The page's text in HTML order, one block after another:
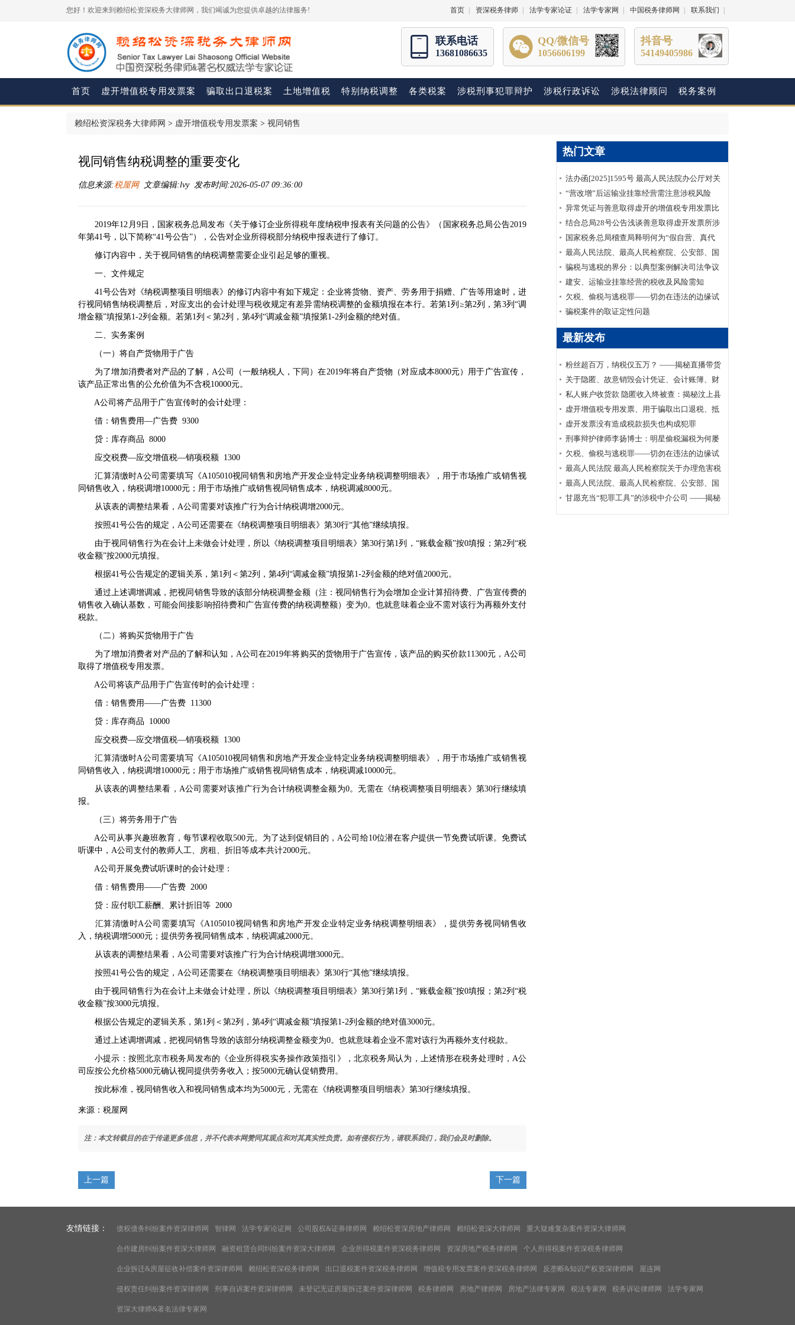
您好！欢迎来到赖绍松资深税务大律师网，我们竭诚为您提供卓越的法律服务! 首页 资深税务律师 法学专家论证 法学专家网 中国税务律师网 联系我们
联系电话
13681086635
QQ/微信号
1056606199
抖音号
54149405986
首页 虚开增值税专用发票案 骗取出口退税案 土地增值税 特别纳税调整 各类税案 涉税刑事犯罪辩护 涉税行政诉讼 涉税法律顾问 税务案例
赖绍松资深税务大律师网 > 虚开增值税专用发票案 > 视同销售
视同销售纳税调整的重要变化
信息来源:税屋网文章编辑:lvy 发布时间:2026-05-07 09:36:00
2019年12月9日，国家税务总局发布《关于修订企业所得税年度纳税申报表有关问题的公告》（ 国家税务总局公告2019
年第41号 ，以下简称“41号公告”），公告对企业所得税部分纳税申报表进行了修订。
修订内容中，关于视同销售的纳税调整需要企业引起足够的重视。
一、文件规定
41号公告对《纳税调整项目明细表》的修订内容中有如下规定：企业将货物、资产、劳务用于捐赠、广告等用途时，进
行视同销售纳税调整后，对应支出的会计处理与税收规定有差异需纳税调整的金额填报在本行。若第1列≥第2列，第3列“调
增金额”填报第1-2列金额。若第1列＜第2列，第4列“调减金额”填报第1-2列金额的绝对值。
二、实务案例
（一）将自产货物用于广告
为了增加消费者对产品的了解，A公司（一般纳税人，下同）在2019年将自产货物（对应成本8000元）用于广告宣传，
该产品正常出售的公允价值为不含税10000元。
A公司将产品用于广告宣传时的会计处理：
借：销售费用—广告费 9300
贷：库存商品 8000
应交税费—应交增值税—销项税额 1300
汇算清缴时A公司需要填写《A105010视同销售和房地产开发企业特定业务纳税调整明细表》，用于市场推广或销售视
同销售收入，纳税调增10000元；用于市场推广或销售视同销售成本，纳税调减8000元。
从该表的调整结果看，A公司需要对该推广行为合计纳税调增2000元。
按照41号公告的规定，A公司还需要在《纳税调整项目明细表》第30行“其他”继续填报。
由于视同销售行为在会计上未做会计处理，所以《纳税调整项目明细表》第30行第1列，“账载金额”按0填报；第2列“税
收金额”按2000元填报。
根据41号公告规定的逻辑关系，第1列＜第2列，第4列“调减金额”填报第1-2列金额的绝对值2000元。
通过上述调增调减，把视同销售导致的该部分纳税调整金额（注：视同销售行为会增加企业计算招待费、广告宣传费的
销售收入确认基数，可能会间接影响招待费和广告宣传费的纳税调整额）变为0。也就意味着企业不需对该行为再额外支付
税款。
（二）将购买货物用于广告
为了增加消费者对产品的了解和认知，A公司在2019年将购买的货物用于广告宣传，该产品的购买价款11300元，A公司
取得了增值税专用发票。
A公司将该产品用于广告宣传时的会计处理：
借：销售费用——广告费 11300
贷：库存商品 10000
应交税费—应交增值税—销项税额 1300
汇算清缴时A公司需要填写《A105010视同销售和房地产开发企业特定业务纳税调整明细表》，用于市场推广或销售视
同销售收入，纳税调增10000元；用于市场推广或销售视同销售成本，纳税调减10000元。
从该表的调整结果看，A公司需要对该推广行为合计纳税调整金额为0。无需在《纳税调整项目明细表》第30行继续填
报。
（三）将劳务用于广告
A公司从事兴趣班教育，每节课程收取500元。为了达到促销目的，A公司给10位潜在客户提供一节免费试听课。免费试
听课中，A公司支付的教师人工、房租、折旧等成本共计2000元。
A公司开展免费试听课时的会计处理：
借：销售费用——广告费 2000
贷：应付职工薪酬、累计折旧等 2000
汇算清缴时A公司需要填写《A105010视同销售和房地产开发企业特定业务纳税调整明细表》，提供劳务视同销售收
入，纳税调增5000元；提供劳务视同销售成本，纳税调减2000元。
从该表的调整结果看，A公司需要对该推广行为合计纳税调增3000元。
按照41号公告的规定，A公司还需要在《纳税调整项目明细表》第30行“其他”继续填报。
由于视同销售行为在会计上未做会计处理，所以《纳税调整项目明细表》第30行第1列，“账载金额”按0填报；第2列“税
收金额”按3000元填报。
根据公告规定的逻辑关系，第1列＜第2列，第4列“调减金额”填报第1-2列金额的绝对值3000元。
通过上述调增调减，把视同销售导致的该部分纳税调整金额变为0。也就意味着企业不需对该行为再额外支付税款。
小提示：按照北京市税务局发布的《企业所得税实务操作政策指引 》，北京税务局认为，上述情形在税务处理时，A公
司应按公允价格5000元确认视同提供劳务收入；按5000元确认促销费用。
按此标准，视同销售收入和视同销售成本均为5000元，无需在《纳税调整项目明细表》第30行继续填报。
来源：税屋网
注：本文转载目的在于传递更多信息，并不代表本网赞同其观点和对其真实性负责。如有侵权行为，请联系我们，我们会及时删除。
上一篇 下一篇
热门文章
法办函[2025]1595号 最高人民法院办公厅对关
于明确虚开增值税专用发票“虚抵进项税额”行
为性质建议的答复
“营改增”后运输业挂靠经营需注意涉税风险
异常凭证与善意取得虚开的增值税专用发票比
较分析
结合总局28号公告浅谈善意取得虚开发票所涉
及的企业所得税如何处理？
国家税务总局稽查局释明何为“假自营、真代
理”
最高人民法院、最高人民检察院、公安部、国
家安全部、司法部印发《关于适用认罪认罚从
宽制度的指导意见》的通知
骗税与逃税的界分：以典型案例解决司法争议
建安、运输业挂靠经营的税收及风险需知
欠税、偷税与逃税罪——切勿在违法的边缘试
探
骗税案件的取证定性问题
最新发布
粉丝超百万，纳税仅五万？ ——揭秘直播带货
主播李呈祥隐匿收入偷税案件
关于隐匿、故意销毁会计凭证、会计账簿、财
务会计报告罪司法适用的实证研究
私人账户收货款 隐匿收入终被查：揭秘汶上县
鑫福黄金珠宝店偷逃消费税案件
虚开增值税专用发票、用于骗取出口退税、抵
扣税款发票罪刑事辩护案
虚开发票没有造成税款损失也构成犯罪
刑事辩护律师李扬博士：明星偷税漏税为何屡
禁不止？
欠税、偷税与逃税罪——切勿在违法的边缘试
探
最高人民法院 最高人民检察院关于办理危害税
收征管刑事案件适用法律若干问题的解释
最高人民法院、最高人民检察院、公安部、国
家安全部、司法部印发《关于适用认罪认罚从
宽制度的指导意见》的通知
甘愿充当“犯罪工具”的涉税中介公司 ——揭秘
涉税中介福州金汇鑫财税咨询有限公司帮助其
友情链接： 债权债务纠纷案件资深律师网 智律网 法学专家论证网 公司股权&证券律师网 赖绍松资深房地产律师网 赖绍松资深大律师网 重大疑难复杂案件资深大律师网
合作建房纠纷案件资深大律师网 融资租赁合同纠纷案件资深大律师网 企业所得税案件资深税务律师网 资深房地产税务律师网 个人所得税案件资深税务律师网
企业拆迁&房屋征收补偿案件资深律师网 赖绍松资深税务律师网 出口退税案件资深税务律师网 增值税专用发票案件资深税务律师网 反垄断&知识产权资深律师网 屋连网
侵权责任纠纷案件资深律师网 刑事自诉案件资深律师网 未登记无证房屋拆迁案件资深律师网 税务律师网 房地产律师网 房地产法律专家网 税法专家网 税务诉讼律师网 法学专家网
资深大律师&著名法律专家网